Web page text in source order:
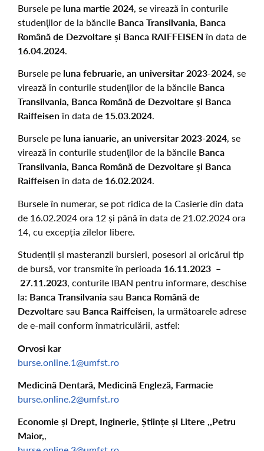
Bursele pe luna martie 2024, se virează în conturile
studenţilor de la băncile Banca Transilvania, Banca
Română de Dezvoltare și Banca RAIFFEISENîn data de
16.04.2024.
Bursele pe luna februarie, an universitar 2023-2024, se
virează în conturile studenţilor de la băncile Banca
Transilvania, Banca Românăde Dezvoltare și Banca
Raiffeisenîn data de 15.03.2024.
Bursele pe luna ianuarie, an universitar 2023-2024, se
virează în conturile studenţilor de la băncile Banca
Transilvania, Banca Română de Dezvoltare și Banca
Raiffeisenîn data de 16.02.2024.
Bursele în numerar, se pot ridica de la Casierie din data
de 16.02.2024 ora 12 și până în data de 21.02.2024 ora
14, cu excepția zilelor libere.
Studenții și masteranzii bursieri, posesori ai oricărui tip
de bursă, vor transmite în perioada 16.11.2023 –
27.11.2023, conturile IBAN pentru informare, deschise
la: Banca Transilvaniasau Banca Română de
Dezvoltare sau Banca Raiffeisen, la următoarele adrese
de e-mail conform înmatriculării, astfel:
Orvosi kar
burse.online.1@umfst.ro
Medicină Dentară, Medicină Engleză, Farmacie
burse.online.2@umfst.ro
Economie și Drept, Inginerie, Științe și Litere ,,Petru
Maior,,